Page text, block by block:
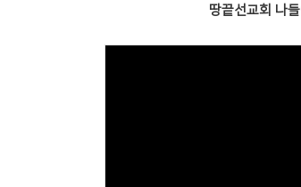
땅끝선교회 나들